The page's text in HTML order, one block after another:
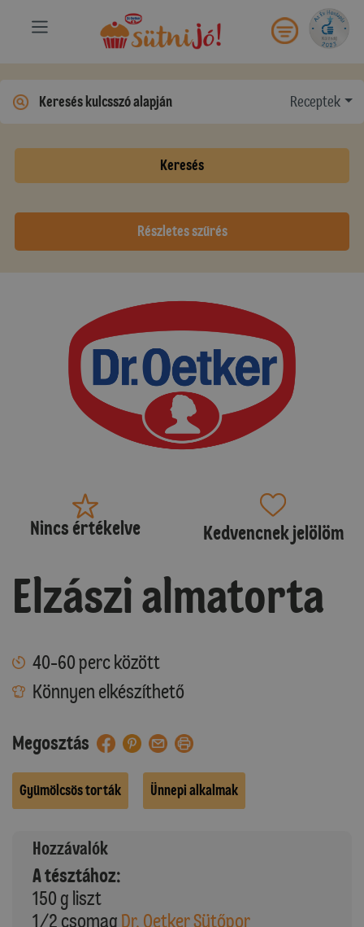
Receptek
Keresés
Részletes szűrés
Nincs értékelve Kedvencnek jelölöm
Elzászi almatorta
40-60 perc között
Könnyen elkészíthető
Megosztás
Gyümölcsös torták Ünnepi alkalmak
Hozzávalók
A tésztához:
150 g liszt
1/2 csomag Dr. Oetker Sütőpor